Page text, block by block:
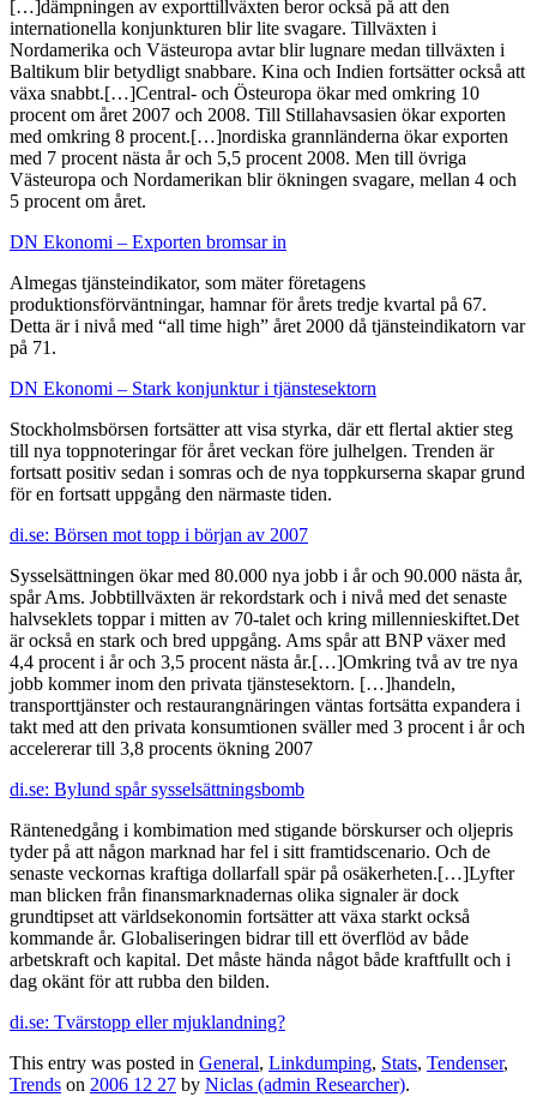
[…]dämpningen av exporttillväxten beror också på att den
internationella konjunkturen blir lite svagare. Tillväxten i
Nordamerika och Västeuropa avtar blir lugnare medan tillväxten i
Baltikum blir betydligt snabbare. Kina och Indien fortsätter också att
växa snabbt.[…]Central- och Östeuropa ökar med omkring 10
procent om året 2007 och 2008. Till Stillahavsasien ökar exporten
med omkring 8 procent.[…]nordiska grannländerna ökar exporten
med 7 procent nästa år och 5,5 procent 2008. Men till övriga
Västeuropa och Nordamerikan blir ökningen svagare, mellan 4 och
5 procent om året.
DN Ekonomi – Exporten bromsar in
Almegas tjänsteindikator, som mäter företagens
produktionsförväntningar, hamnar för årets tredje kvartal på 67.
Detta är i nivå med “all time high” året 2000 då tjänsteindikatorn var
på 71.
DN Ekonomi – Stark konjunktur i tjänstesektorn
Stockholmsbörsen fortsätter att visa styrka, där ett flertal aktier steg
till nya toppnoteringar för året veckan före julhelgen. Trenden är
fortsatt positiv sedan i somras och de nya toppkurserna skapar grund
för en fortsatt uppgång den närmaste tiden.
di.se: Börsen mot topp i början av 2007
Sysselsättningen ökar med 80.000 nya jobb i år och 90.000 nästa år,
spår Ams. Jobbtillväxten är rekordstark och i nivå med det senaste
halvseklets toppar i mitten av 70-talet och kring millennieskiftet.Det
är också en stark och bred uppgång. Ams spår att BNP växer med
4,4 procent i år och 3,5 procent nästa år.[…]Omkring två av tre nya
jobb kommer inom den privata tjänstesektorn. […]handeln,
transporttjänster och restaurangnäringen väntas fortsätta expandera i
takt med att den privata konsumtionen sväller med 3 procent i år och
accelererar till 3,8 procents ökning 2007
di.se: Bylund spår sysselsättningsbomb
Räntenedgång i kombimation med stigande börskurser och oljepris
tyder på att någon marknad har fel i sitt framtidscenario. Och de
senaste veckornas kraftiga dollarfall spär på osäkerheten.[…]Lyfter
man blicken från finansmarknadernas olika signaler är dock
grundtipset att världsekonomin fortsätter att växa starkt också
kommande år. Globaliseringen bidrar till ett överflöd av både
arbetskraft och kapital. Det måste hända något både kraftfullt och i
dag okänt för att rubba den bilden.
di.se: Tvärstopp eller mjuklandning?
This entry was posted in General, Linkdumping, Stats, Tendenser,
Trends on 2006 12 27 by Niclas (admin Researcher).